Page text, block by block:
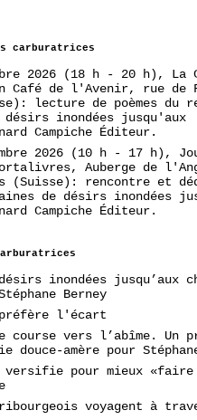
carburatrices
2026 (18 h - 20 h), La
Café de l'Avenir, rue de
lecture de poèmes du
désirs inondées jusqu'aux
Campiche Éditeur.
2026 (10 h - 17 h),
Auberge de
(Suisse): rencontre et
de désirs inondées
Campiche Éditeur.
inondées jusqu’aux
Berney
préfère l'écart
course vers l’abîme. Un
douce-amère pour
versifie pour mieux
voyagent à